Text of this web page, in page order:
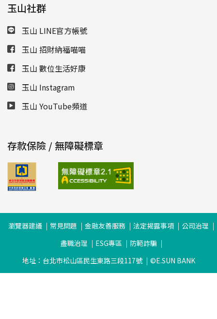
玉山社群
玉山 LINE官方帳號
玉山 招財納福喵喵
玉山 數位生活好康
玉山 Instagram
玉山 YouTube頻道
存款保險 / 無障礙標章
瀏覽器建議 常見問題 金融友善服務 法定揭露事項
公司治理
盡職治理
ESG專區
防範詐騙
地址：台北市松山區民生東路三段117號
©E.SUN BANK